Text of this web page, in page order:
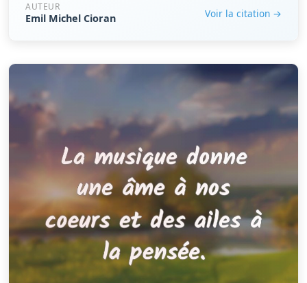
AUTEUR
Emil Michel Cioran Voir la citation →